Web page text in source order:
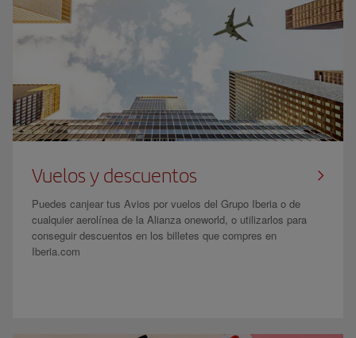
Vuelos y descuentos
Puedes canjear tus Avios por vuelos del Grupo Iberia o de
cualquier aerolínea de la Alianza oneworld, o utilizarlos para
conseguir descuentos en los billetes que compres en
Iberia.com